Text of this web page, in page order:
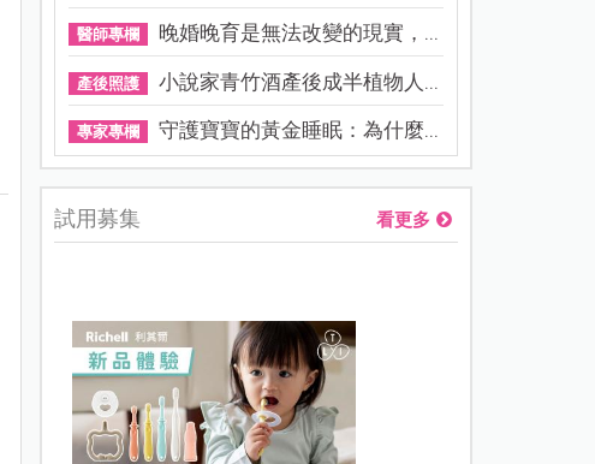
醫師專欄 晚婚晚育是無法改變的現實，...
產後照護 小說家青竹酒產後成半植物人...
專家專欄 守護寶寶的黃金睡眠：為什麼...
試用募集 看更多